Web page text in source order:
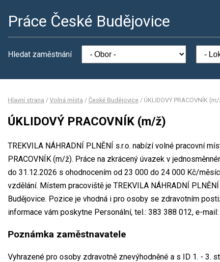
Práce České Budějovice
Hledat zaměstnání
Hlavní strana / Volná místa / České Budějovice / ÚKLIDOVÝ PRACOVNÍK
ÚKLIDOVÝ PRACOVNÍK (m/ž)
TREKVILA NÁHRADNÍ PLNĚNÍ s.r.o. nabízí volné pracovní
PRACOVNÍK (m/ž). Práce na zkrácený úvazek v
do 31.12.2026 s ohodnocením od 23 000 do 24 000 Kč/
vzdělání. Místem pracoviště je TREKVILA NÁHRADNÍ
Budějovice. Pozice je vhodná i pro osoby se zdravotním
informace vám poskytne Personální, tel.: 383 388 012, e-
Poznámka zaměstnavatele
Vyhrazené pro osoby zdravotně znevýhodněné a s ID 1. - 3.